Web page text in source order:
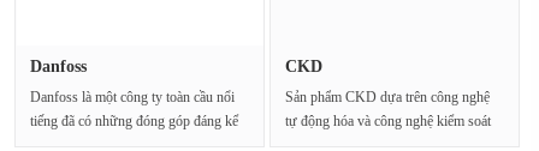
Danfoss
Danfoss là một công ty toàn cầu nổi
tiếng đã có những đóng góp đáng kể
CKD
Sản phẩm CKD dựa trên công nghệ
tự động hóa và công nghệ kiểm soát